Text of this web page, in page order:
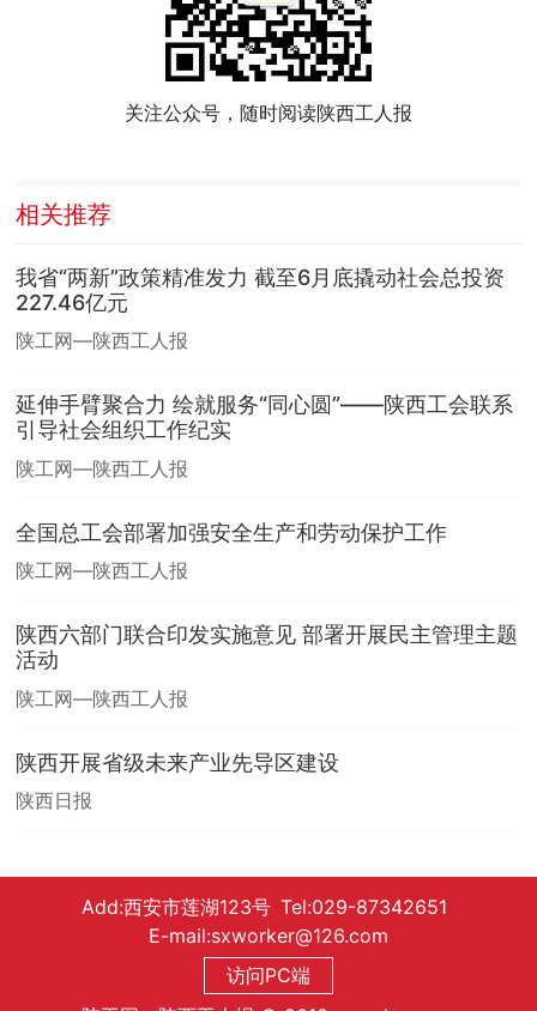
关注公众号，随时阅读陕西工人报
相关推荐
我省“两新”政策精准发力 截至6月底撬动社会总投资
227.46亿元
陕工网—陕西工人报
延伸手臂聚合力 绘就服务“同心圆”——陕西工会联系
引导社会组织工作纪实
陕工网—陕西工人报
全国总工会部署加强安全生产和劳动保护工作
陕工网—陕西工人报
陕西六部门联合印发实施意见 部署开展民主管理主题
活动
陕工网—陕西工人报
陕西开展省级未来产业先导区建设
陕西日报
Add:西安市莲湖123号 Tel:029-87342651
E-mail:sxworker@126.com
访问PC端